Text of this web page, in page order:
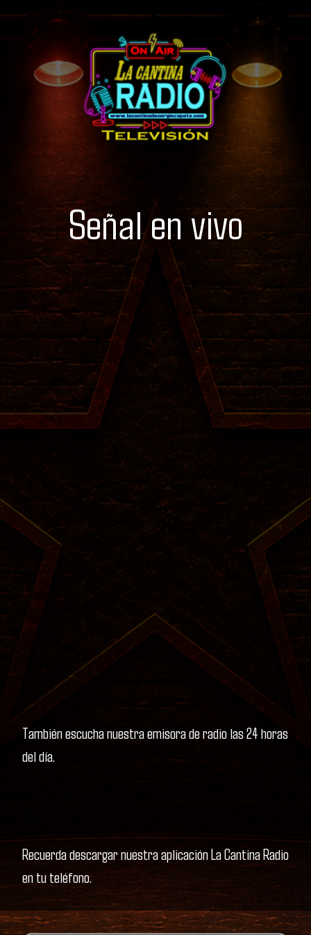
Señal en vivo
También escucha nuestra emisora de radio las 24 horas
del día.
Recuerda descargar nuestra aplicación La Cantina Radio
en tu teléfono.